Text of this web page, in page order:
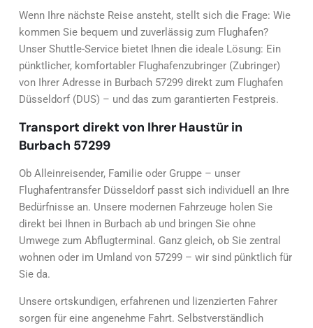
Wenn Ihre nächste Reise ansteht, stellt sich die Frage: Wie
kommen Sie bequem und zuverlässig zum Flughafen?
Unser Shuttle-Service bietet Ihnen die ideale Lösung: Ein
pünktlicher, komfortabler Flughafenzubringer (Zubringer)
von Ihrer Adresse in Burbach 57299 direkt zum Flughafen
Düsseldorf (DUS) – und das zum garantierten Festpreis.
Transport direkt von Ihrer Haustür in
Burbach 57299
Ob Alleinreisender, Familie oder Gruppe – unser
Flughafentransfer Düsseldorf passt sich individuell an Ihre
Bedürfnisse an. Unsere modernen Fahrzeuge holen Sie
direkt bei Ihnen in Burbach ab und bringen Sie ohne
Umwege zum Abflugterminal. Ganz gleich, ob Sie zentral
wohnen oder im Umland von 57299 – wir sind pünktlich für
Sie da.
Unsere ortskundigen, erfahrenen und lizenzierten Fahrer
sorgen für eine angenehme Fahrt. Selbstverständlich